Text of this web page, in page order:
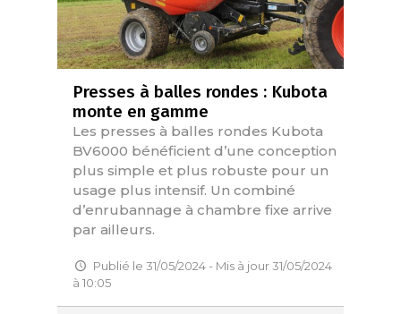
Presses à balles rondes : Kubota
monte en gamme
Les presses à balles rondes Kubota
BV6000 bénéficient d’une conception
plus simple et plus robuste pour un
usage plus intensif. Un combiné
d’enrubannage à chambre fixe arrive
par ailleurs.
Publié le 31/05/2024 - Mis à jour 31/05/2024
à 10:05